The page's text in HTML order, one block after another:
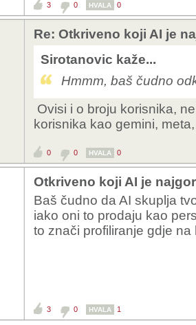
3 0 HVALA 0
Re: Otkriveno koji AI je
Sirotanovic kaže...
Hmmm, baš čudno
Ovisi i o broju korisnika,
korisnika kao gemini,
0 0 HVALA 0
Otkriveno koji AI je
Baš čudno da AI skuplja
iako oni to prodaju kao
to znači profiliranje gdje
3 0 HVALA 1